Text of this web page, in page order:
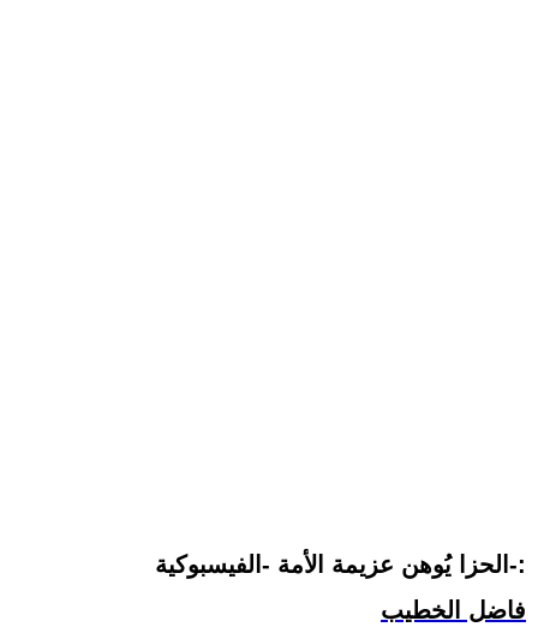
الحزا يُوهن عزيمة الأمة -الفيسبوكية-:
فاضل الخطيب